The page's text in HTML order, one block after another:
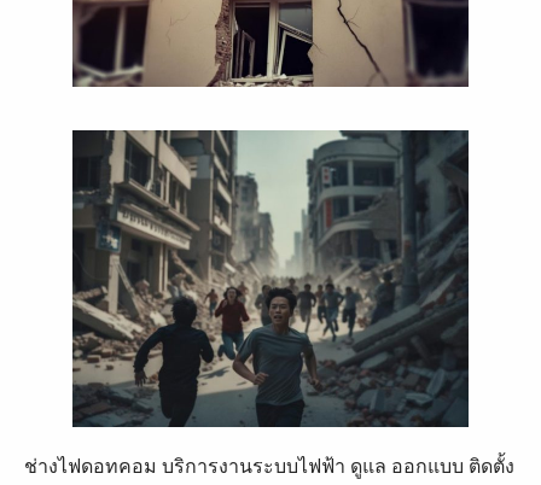
ช่างไฟดอทคอม บริการงานระบบไฟฟ้า ดูแล ออกแบบ ติดตั้ง